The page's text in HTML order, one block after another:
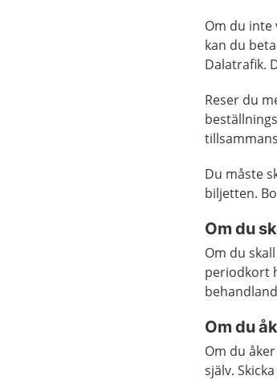
Om du inte
kan du
Dalatrafik.
Reser du
Du måste
biljetten.
Om du
Om du
periodkort
Om du
Om du
själv.